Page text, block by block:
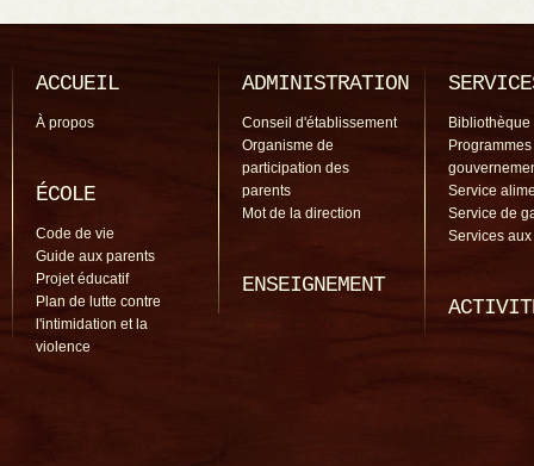
ACCUEIL
À propos
ÉCOLE
Code de vie
Guide aux parents
Projet éducatif
Plan de lutte contre
l'intimidation et la
violence
ADMINISTRATION
Conseil d'établissement
Organisme de
participation des
parents
Mot de la direction
ENSEIGNEMENT
Bibliothèque
Programmes
Service
Service de
Services